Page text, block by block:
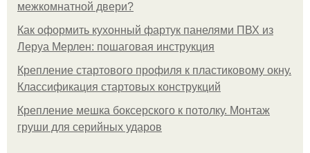
межкомнатной двери?
Как оформить кухонный фартук панелями ПВХ из
Леруа Мерлен: пошаговая инструкция
Крепление стартового профиля к пластиковому окну.
Классификация стартовых конструкций
Крепление мешка боксерского к потолку. Монтаж
груши для серийных ударов